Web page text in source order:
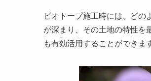
ビオトープ施工時には、ど
が深まり、その土地の特性を
も有効活用することができま